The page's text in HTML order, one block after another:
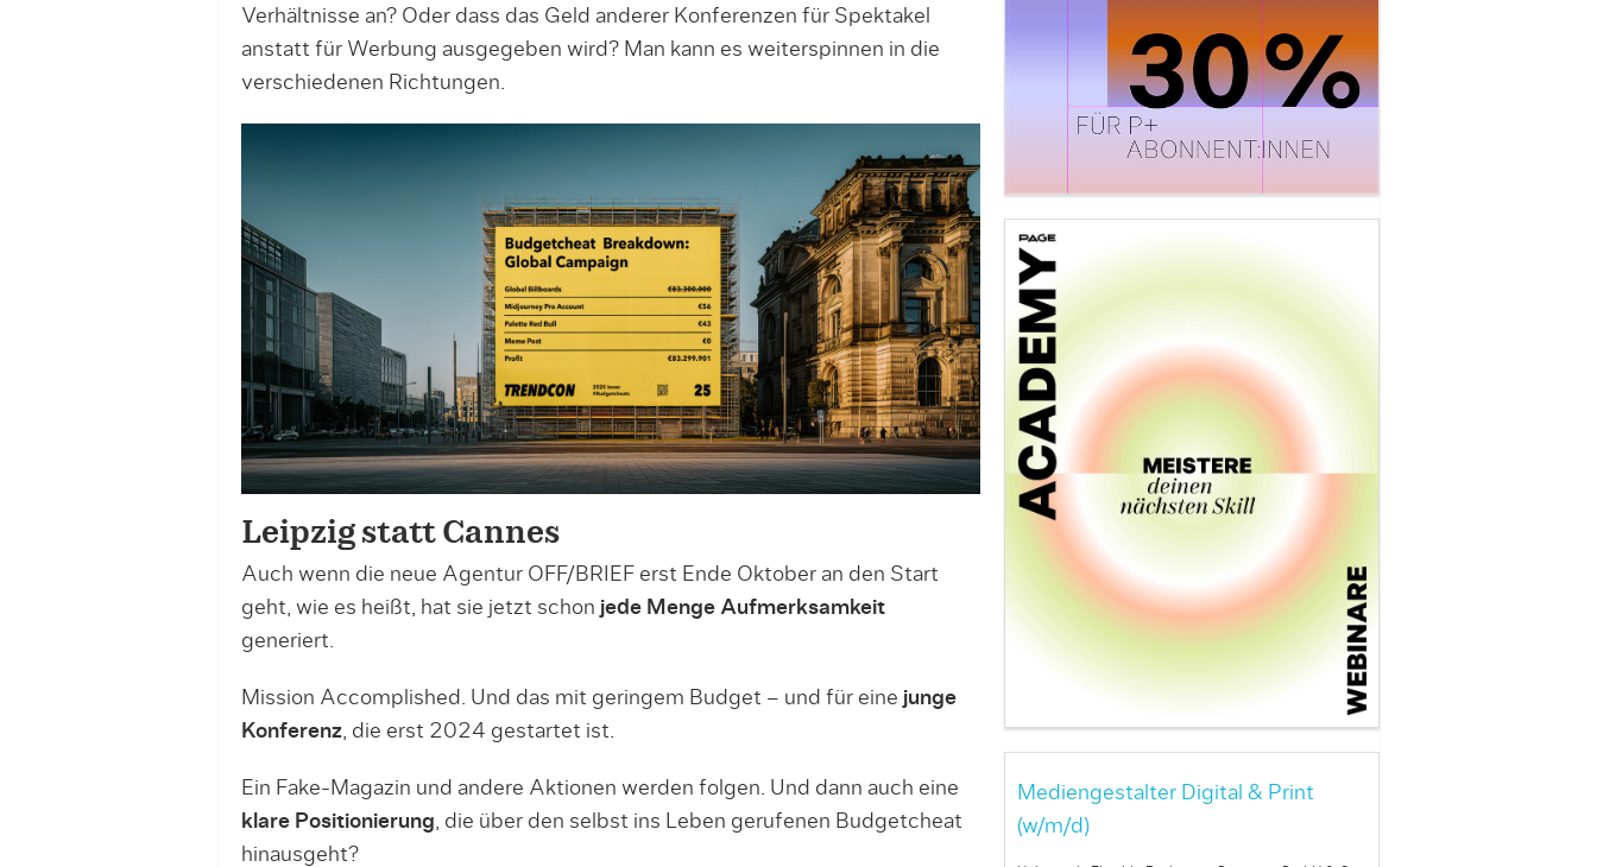
Verhältnisse an? Oder dass das Geld anderer Konferenzen für Spektakel
anstatt für Werbung ausgegeben wird? Man kann es weiterspinnen in die
verschiedenen Richtungen.
Leipzig statt Cannes
Auch wenn die neue Agentur OFF/BRIEF erst Ende Oktober an den Start
geht, wie es heißt, hat sie jetzt schon jede Menge Aufmerksamkeit
generiert.
Mission Accomplished. Und das mit geringem Budget – und für eine junge
Konferenz, die erst 2024 gestartet ist.
Ein Fake-Magazin und andere Aktionen werden folgen. Und dann auch eine
klare Positionierung, die über den selbst ins Leben gerufenen Budgetcheat
hinausgeht?
Mediengestalter Digital & Print
(w/m/d)